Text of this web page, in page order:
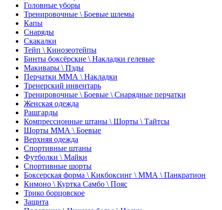
Головные уборы
Тренировочные \ Боевые шлемы
Капы
Снаряды
Скакалки
Тейп \ Кинозеотейпы
Бинты боксёрские \ Накладки гелевые
Макивары \ Пэды
Перчатки ММА \ Накладки
Тренерский инвентарь
Тренировочные \ Боевые \ Снарядные перчатки
Женская одежда
Рашгарды
Компрессионные штаны \ Шорты \ Тайтсы
Шорты ММА \ Боевые
Верхняя одежда
Спортивные штаны
Футболки \ Майки
Спортивные шорты
Боксерская форма \ Кикбоксинг \ ММА \ Панкратион
Кимоно \ Куртка Самбо \ Пояс
Трико борцовское
Защита